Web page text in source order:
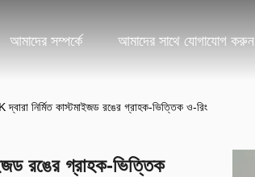
আমাদের সম্পর্কে আমাদের সাথে যোগাযোগ করুন
দ্বারা নির্মিত কাস্টমাইজড রঙের গ্রাহক-ভিত্তিক ও-রিং
রঙের গ্রাহক-ভিত্তিক